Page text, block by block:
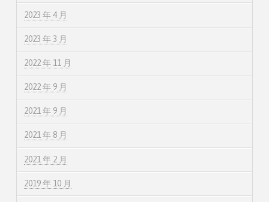
2023 年 4 月
2023 年 3 月
2022 年 11 月
2022 年 9 月
2021 年 9 月
2021 年 8 月
2021 年 2 月
2019 年 10 月